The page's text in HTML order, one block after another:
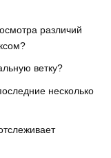
различий
ветку?
несколько